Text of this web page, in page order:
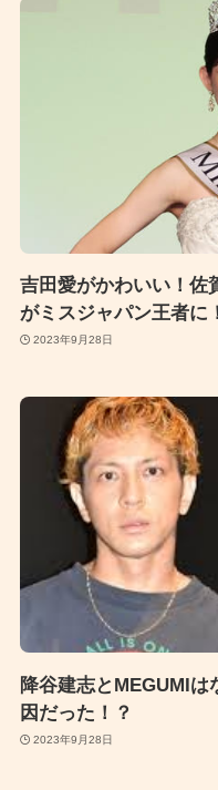
吉田愛がかわいい！佐
がミスジャパン王者に！
2023年9月28日
降谷建志とMEGUMI
因だった！？
2023年9月28日